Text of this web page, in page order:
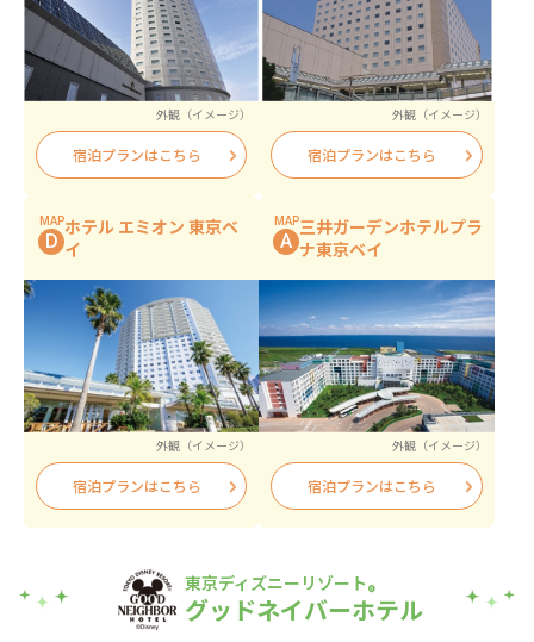
外観（イメージ）
宿泊プランはこちら
外観（イメージ）
宿泊プランはこちら
MAP
D
ホテル エミオン 東京ベ
イ
外観（イメージ）
宿泊プランはこちら
MAP
A
三井ガーデンホテルプラ
ナ東京ベイ
外観（イメージ）
宿泊プランはこちら
東京ディズニーリゾート®
グッドネイバーホテル